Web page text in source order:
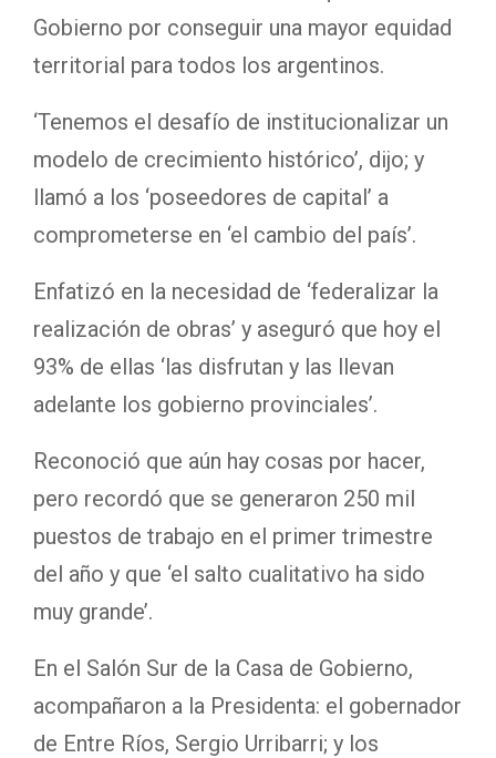
Gobierno por conseguir una mayor equidad
territorial para todos los argentinos.
‘Tenemos el desafío de institucionalizar un
modelo de crecimiento histórico’, dijo; y
llamó a los ‘poseedores de capital’ a
comprometerse en ‘el cambio del país’.
Enfatizó en la necesidad de ‘federalizar la
realización de obras’ y aseguró que hoy el
93% de ellas ‘las disfrutan y las llevan
adelante los gobierno provinciales’.
Reconoció que aún hay cosas por hacer,
pero recordó que se generaron 250 mil
puestos de trabajo en el primer trimestre
del año y que ‘el salto cualitativo ha sido
muy grande’.
En el Salón Sur de la Casa de Gobierno,
acompañaron a la Presidenta: el gobernador
de Entre Ríos, Sergio Urribarri; y los